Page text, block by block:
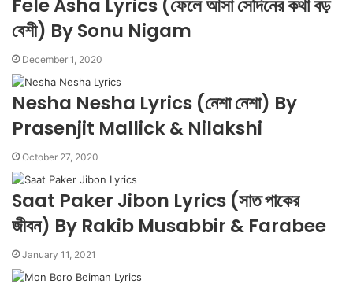
Fele Asha Lyrics (ফেলে আসা সেদিনের কথা বড়
বেশী) By Sonu Nigam
December 1, 2020
Nesha Nesha Lyrics (নেশা নেশা) By
Prasenjit Mallick & Nilakshi
October 27, 2020
Saat Paker Jibon Lyrics (সাত পাকের
জীবন) By Rakib Musabbir & Farabee
January 11, 2021